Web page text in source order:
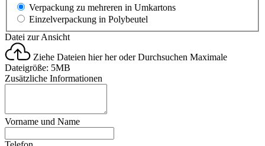
Verpackung zu mehreren in Umkartons
Einzelverpackung in Polybeutel
Datei zur Ansicht
Ziehe Dateien hier her oderDurchsuchen Maximale
Dateigröße: 5MB
Zusätzliche Informationen
Vorname und Name